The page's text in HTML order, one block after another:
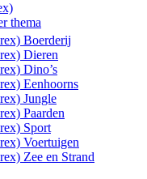
thema
Boerderij
Dieren
Dino’s
Eenhoorns
Jungle
Paarden
Sport
Voertuigen
Zee en Strand